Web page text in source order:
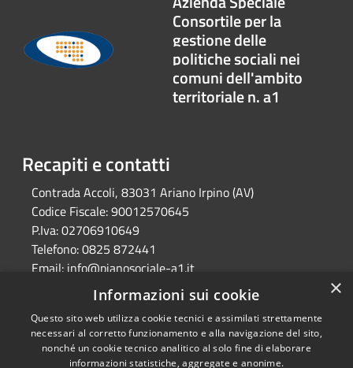
Consortile per la
gestione delle
politiche sociali nei
comuni dell'ambito
territoriale n. a1
Recapiti e contatti
Contrada Accoli, 83031 Ariano Irpino (AV)
Codice Fiscale:90012570645
P.Iva:02706910649
Telefono:0825 872441
Email: info@pianosociale-a1.it
consorzioa1@legalmail.it
Accessibilità
Copyright © 2026 • Azienda
Speciale Consortile per la
×
Informazioni sui cookie
Questo sito web utilizza cookie tecnici e assimilati strettamente
necessari al corretto funzionamento e alla navigazione del sito,
nonché un cookie tecnico analitico al solo fine di elaborare
informazioni statistiche, aggregate e anonime.